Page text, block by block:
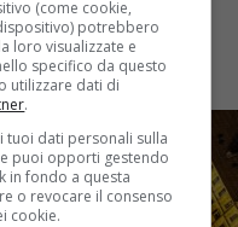
(come cookie,
potrebbero
loro visualizzate e
specifico da questo
utilizzare dati di
.
dati personali sulla
puoi opporti gestendo
in fondo a questa
o revocare il consenso
cookie.